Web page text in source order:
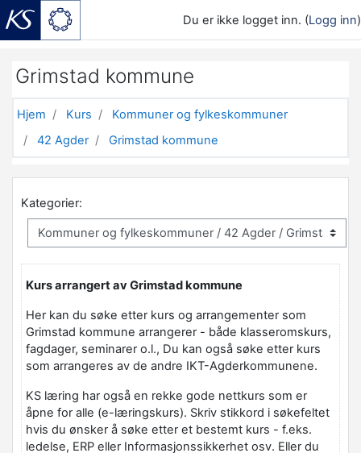
Du er ikke logget inn. (Logg inn)
Grimstad kommune
Hjem Kurs
Kommuner og fylkeskommuner
42 Agder
Grimstad kommune
Kategorier:
Kurs arrangert av Grimstad kommune
Her kan du søke etter kurs og arrangementer som
Grimstad kommune arrangerer - både klasseromskurs,
fagdager, seminarer o.l., Du kan også søke etter kurs
som arrangeres av de andre IKT-Agderkommunene.
KS læring har også en rekke gode nettkurs som er
åpne for alle (e-læringskurs). Skriv stikkord i søkefeltet
hvis du ønsker å søke etter et bestemt kurs - f.eks.
ledelse, ERP eller Informasjonssikkerhet osv. Eller du